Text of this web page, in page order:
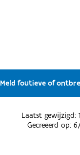
Meld foutieve of
Laatst gewijzigd:
Gecreëerd op: